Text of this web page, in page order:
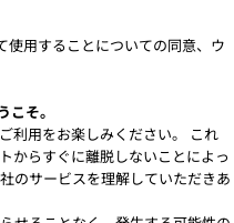
用することについての同意、ウ
そ。
利用をお楽しみください。 これ
からすぐに離脱しないことによっ
のサービスを理解していただきあ